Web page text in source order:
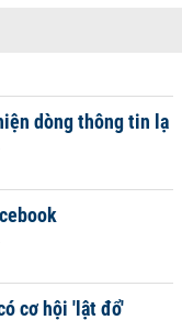
dòng thông tin lạ
cơ hội 'lật đổ'